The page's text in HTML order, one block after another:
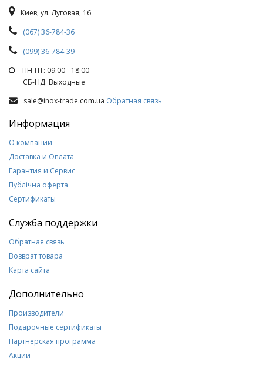
Киев, ул. Луговая, 16
(067) 36-784-36
(099) 36-784-39
ПН-ПТ: 09:00 - 18:00
СБ-НД: Выходные
sale@inox-trade.com.ua Обратная связь
Информация
О компании
Доставка и Оплата
Гарантия и Сервис
Публічна оферта
Сертификаты
Служба поддержки
Обратная связь
Возврат товара
Карта сайта
Дополнительно
Производители
Подарочные сертификаты
Партнерская программа
Акции